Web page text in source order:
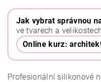
Jak vybrat správnou
ve tvarech a
Online kurz:
Profesionální silikonové